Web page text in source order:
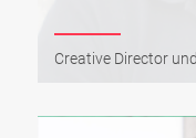
Creative Director